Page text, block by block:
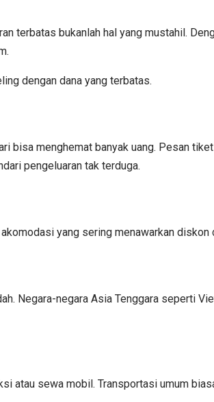
terbatas bukanlah hal yang mustahil.
dengan dana yang terbatas.
bisa menghemat banyak uang. Pesan
pengeluaran tak terduga.
yang sering menawarkan
Negara-negara Asia Tenggara seperti
atau sewa mobil. Transportasi umum